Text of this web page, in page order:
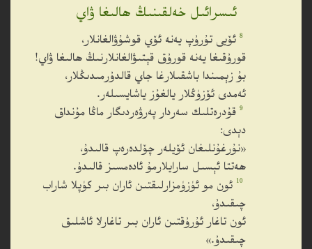
ئىسرائىل خەلقىنىڭ ھالىغا ۋاي
8 ئۆيى تۇرۇپ يەنە ئۆي قوشۇۋالغانلار،
قورۇقىغا يەنە قورۇق قېتىۋالغانلارنىڭ ھالىغا ۋاي!
بۇ زېمىندا باشقىلارغا جاي قالدۇرمىدىڭلار،
ئەمدى ئۆزۈڭلار يالغۇز ياشايسىلەر.
9 قۇدرەتلىك سەردار پەرۋەردىگار ماڭا مۇنداق
دېدى:
«نۇرغۇنلىغان ئۆيلەر چۆلدەرەپ قالىدۇ،
ھەتتا ئېسىل سارايلارمۇ ئادەمسىز قالىدۇ.
10 ئون مو ئۈزۈمزارلىقتىن ئاران بىر كۈپلا شاراب
چىقىدۇ،
ئون تاغار ئۇرۇقتىن ئاران بىر تاغارلا ئاشلىق
چىقىدۇ.»